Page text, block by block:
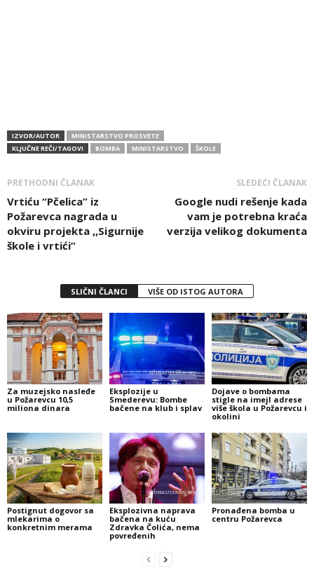
IZVOR/AUTOR
MINISTARSTVO PROSVETE
KLJUČNE REČI/TAGOVI
BOMBA MINISTARSTVO ŠKOLE
PRETHODNI ČLANAK
Vrtiću “Pčelica” iz
Požarevca nagrada u
okviru projekta ,,Sigurnije
škole i vrtići”
SLEDEĆI ČLANAK
Google nudi rešenje kada
vam je potrebna kraća
verzija velikog dokumenta
SLIČNI ČLANCI VIŠE OD ISTOG AUTORA
Za muzejsko nasleđe
u Požarevcu 10,5
miliona dinara
Eksplozije u
Smederevu: Bombe
bačene na klub i splav
Dojave o bombama
stigle na imejl adrese
više škola u Požarevcu i
okolini
Postignut dogovor sa
mlekarima o
konkretnim merama
Eksplozivna naprava
bačena na kuću
Zdravka Čolića, nema
povređenih
Pronađena bomba u
centru Požarevca